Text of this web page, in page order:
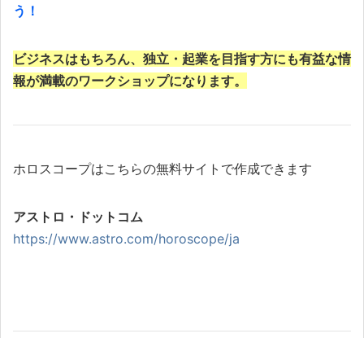
う！
ビジネスはもちろん、独立・起業を目指す方にも有益な情
報が満載のワークショップになります。
ホロスコープはこちらの無料サイトで作成できます
アストロ・ドットコム
https://www.astro.com/horoscope/ja